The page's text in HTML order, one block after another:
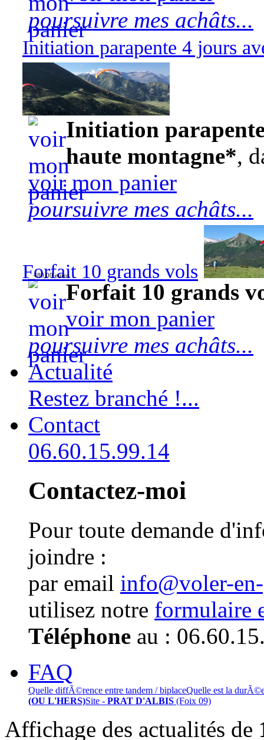
poursuivre mes achâts...
Initiation parapente 4 jours
570,00 euros
Initiation
haute montagne*,
voir mon panier
poursuivre mes achâts...
Forfait 10 grands vols
480,00 euros
Forfait 10 grands
voir mon panier
poursuivre mes achâts...
Actualité
Restez branché !...
Contact
06.60.15.99.14
Contactez-moi
Pour toute demande
joindre :
par email info@voler-
utilisez notre formulaire
Téléphone au :
FAQ
Quelle diffÃ©rence entre tandem / biplaceQuelle est la
(OU L'HERS)Site - PRAT D'ALBIS (Foix 09)
Affichage des actualités de